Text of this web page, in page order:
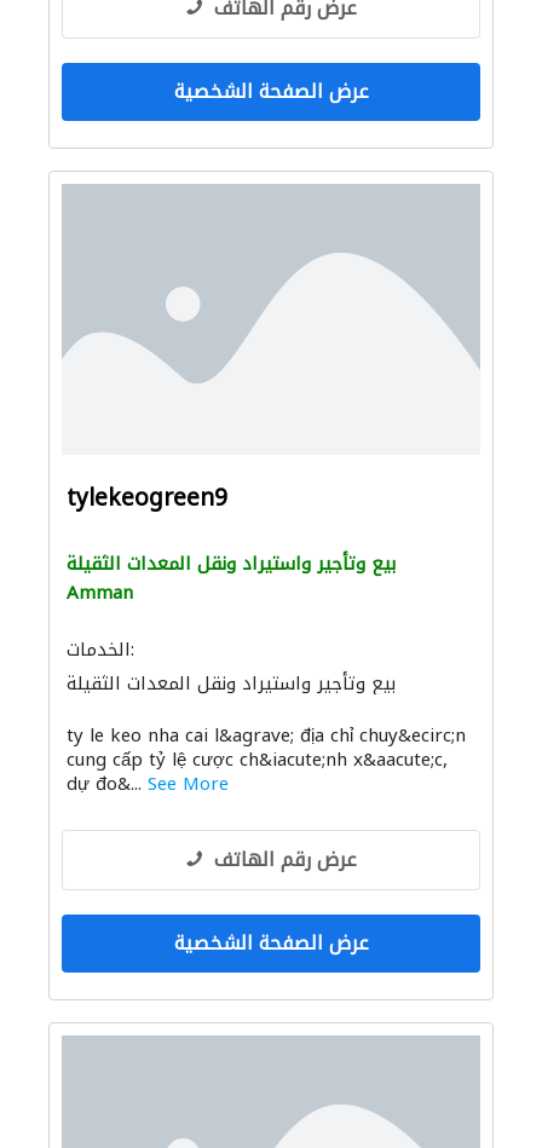
عرض رقم الهاتف
عرض الصفحة الشخصية
tylekeogreen9
بيع وتأجير واستيراد ونقل المعدات الثقيلة
Amman
الخدمات:
بيع وتأجير واستيراد ونقل المعدات الثقيلة
ty le keo nha cai l&agrave; địa chỉ chuy&ecirc;n
cung cấp tỷ lệ cược ch&iacute;nh x&aacute;c,
dự đo&... See More
عرض رقم الهاتف
عرض الصفحة الشخصية